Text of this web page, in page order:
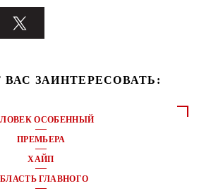
ЗАИНТЕРЕСОВАТЬ:
ОСОБЕННЫЙ
ПРЕМЬЕРА
ХАЙП
ГЛАВНОГО